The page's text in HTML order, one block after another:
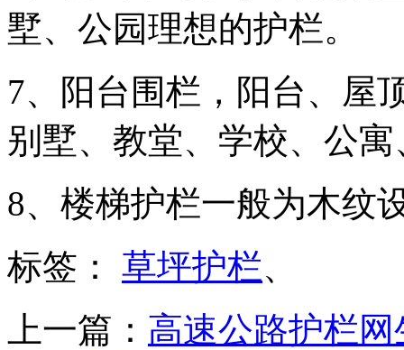
墅、公园理想的护栏。
7、阳台围栏，阳台、屋
别墅、教堂、学校、公
8、楼梯护栏一般为木纹
标签： 草坪护栏、
上一篇： 高速公路护栏